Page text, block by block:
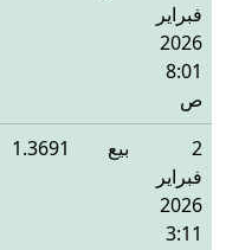
فبراير
2026
8:01
ص
2
فبراير
2026
3:11
بيع 1.3691